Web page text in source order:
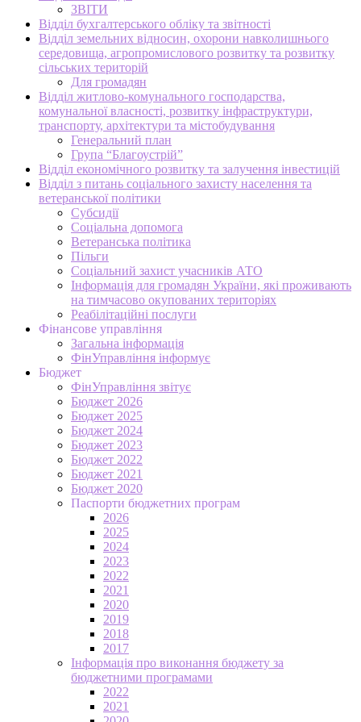
ЗВІТИ
Відділ бухгалтерського обліку та звітності
Відділ земельних відносин, охорони навколишнього
середовища, агропромислового розвитку та розвитку
сільських територій
Для громадян
Відділ житлово-комунального господарства,
комунальної власності, розвитку інфраструктури,
транспорту, архітектури та містобудування
Генеральний план
Група “Благоустрій”
Відділ економічного розвитку та залучення інвестицій
Відділ з питань соціального захисту населення та
ветеранської політики
Субсидії
Соціальна допомога
Ветеранська політика
Пільги
Соціальний захист учасників АТО
Інформація для громадян України, які проживають
на тимчасово окупованих територіях
Реабілітаційні послуги
Фінансове управління
Загальна інформація
ФінУправління інформує
Бюджет
ФінУправління звітує
Бюджет 2026
Бюджет 2025
Бюджет 2024
Бюджет 2023
Бюджет 2022
Бюджет 2021
Бюджет 2020
Паспорти бюджетних програм
2026
2025
2024
2023
2022
2021
2020
2019
2018
2017
Інформація про виконання бюджету за
бюджетними програмами
2022
2021